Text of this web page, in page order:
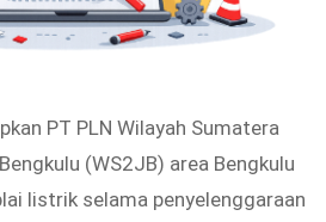
PT PLN Wilayah Sumatera
(WS2JB) area Bengkulu
listrik selama penyelenggaraan